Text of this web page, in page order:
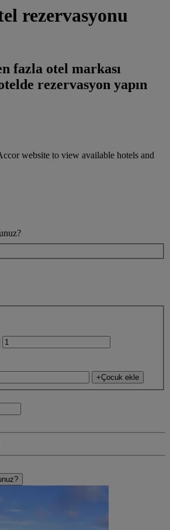
rezervasyonu
fazla otel markası
rezervasyon yapın
website to view available hotels and
+Çocuk ekle